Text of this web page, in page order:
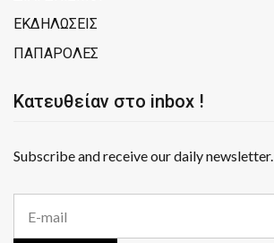
ΕΚΔΗΛΩΣΕΙΣ
ΠΑΠΑΡΟΛΕΣ
Κατευθείαν στο inbox !
Subscribe and receive our daily newsletter.
a